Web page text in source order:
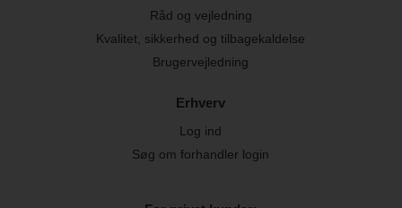
Råd og vejledning
Kvalitet, sikkerhed og tilbagekaldelse
Brugervejledning
Erhverv
Log ind
Søg om forhandler login